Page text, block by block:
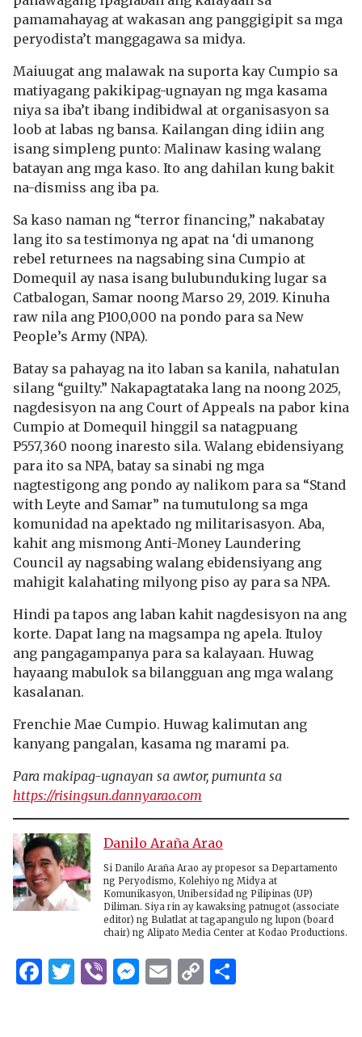
pamamahayag at wakasan ang panggigipit sa mga
peryodista’t manggagawa sa midya.
Maiuugat ang malawak na suporta kay Cumpio sa
matiyagang pakikipag-ugnayan ng mga kasama
niya sa iba’t ibang indibidwal at organisasyon sa
loob at labas ng bansa. Kailangan ding idiin ang
isang simpleng punto: Malinaw kasing walang
batayan ang mga kaso. Ito ang dahilan kung bakit
na-dismiss ang iba pa.
Sa kaso naman ng “terror financing,” nakabatay
lang ito sa testimonya ng apat na ‘di umanong
rebel returnees na nagsabing sina Cumpio at
Domequil ay nasa isang bulubunduking lugar sa
Catbalogan, Samar noong Marso 29, 2019. Kinuha
raw nila ang P100,000 na pondo para sa New
People’s Army (NPA).
Batay sa pahayag na ito laban sa kanila, nahatulan
silang “guilty.” Nakapagtataka lang na noong 2025,
nagdesisyon na ang Court of Appeals na pabor kina
Cumpio at Domequil hinggil sa natagpuang
P557,360 noong inaresto sila. Walang ebidensiyang
para ito sa NPA, batay sa sinabi ng mga
nagtestigong ang pondo ay nalikom para sa “Stand
with Leyte and Samar” na tumutulong sa mga
komunidad na apektado ng militarisasyon. Aba,
kahit ang mismong Anti-Money Laundering
Council ay nagsabing walang ebidensiyang ang
mahigit kalahating milyong piso ay para sa NPA.
Hindi pa tapos ang laban kahit nagdesisyon na ang
korte. Dapat lang na magsampa ng apela. Ituloy
ang pangagampanya para sa kalayaan. Huwag
hayaang mabulok sa bilangguan ang mga walang
kasalanan.
Frenchie Mae Cumpio. Huwag kalimutan ang
kanyang pangalan, kasama ng marami pa.
Para makipag-ugnayan sa awtor, pumunta sa
https://risingsun.dannyarao.com
Danilo Araña Arao
Si Danilo Araña Arao ay propesor sa Departamento
ng Peryodismo, Kolehiyo ng Midya at
Komunikasyon, Unibersidad ng Pilipinas (UP)
Diliman. Siya rin ay kawaksing patnugot (associate
editor) ng Bulatlat at tagapangulo ng lupon (board
chair) ng Alipato Media Center at Kodao Productions.
Facebook
Twitter
ViberMessenger
Email
Copy